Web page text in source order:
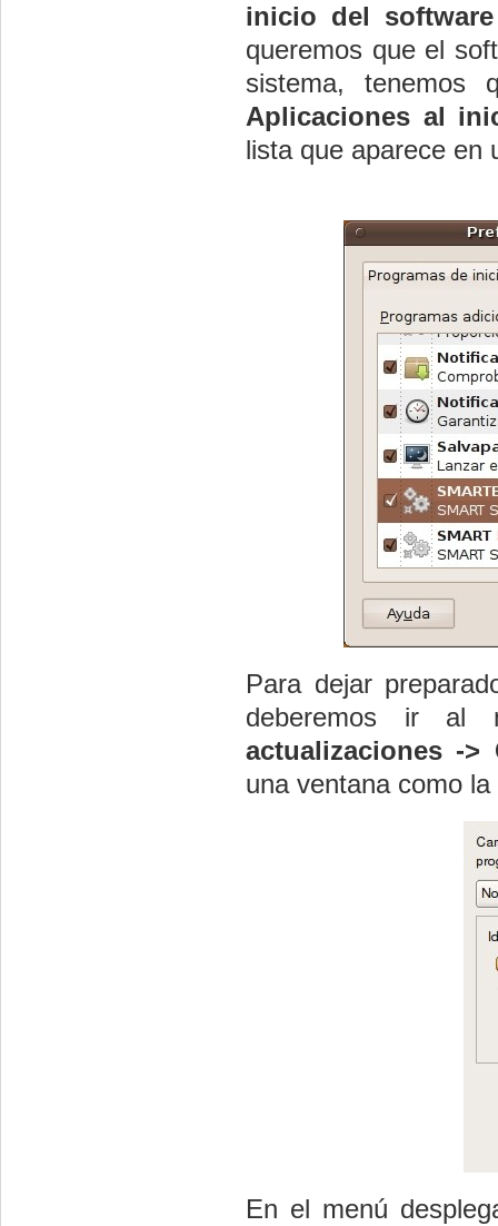
inicio del
queremos que el
sistema,
Aplicaciones al
lista que aparece en
Para dejar
deberemos ir
actualizaciones -
una ventana como
En el menú